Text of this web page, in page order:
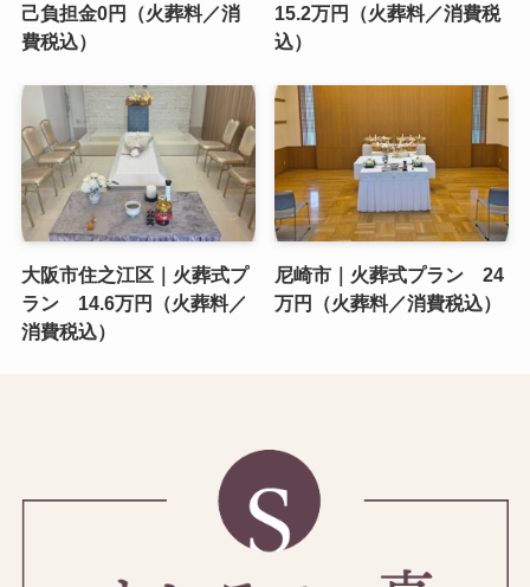
己負担金0円（火葬料／消
費税込）
15.2万円（火葬料／消費税
込）
大阪市住之江区｜火葬式プ
ラン 14.6万円（火葬料／
消費税込）
尼崎市｜火葬式プラン 24
万円（火葬料／消費税込）